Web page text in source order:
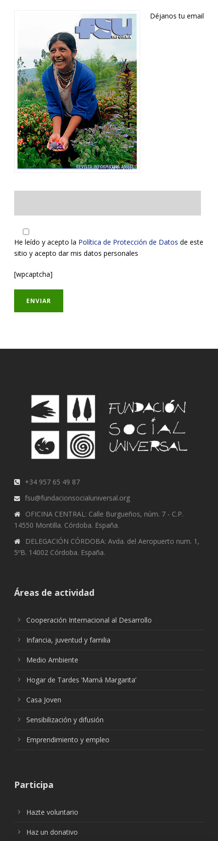
Déjanos tu email
He leído y acepto la Política de Protección de Datos de este
sitio y acepto dar mis datos personales
[wpcaptcha]
+34 957 65 49 87
fsu@fundacionsocialuniversal.org
OFICINA CENTRAL: Calle Burgueños, núm. 7 - C.P.
14550 Montilla. Córdoba. España.
DELEGACIÓN CÓRDOBA: Avda. del Aeropuerto num. 1,
5ºB. 14002 Córdoba. España.
Áreas de actividad
Cooperación Internacional al Desarrollo
Infancia, juventud y familia
Medio Ambiente
Hogar de Tardes ‘Mamá Margarita’
Casa Joven
Sensibilización y difusión
Emprendimiento y empleo
Participa
Hazte voluntario
Haz un donativo